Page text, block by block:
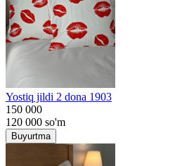
Yostiq jildi 2 dona 1903
150 000
120 000 so'm
Buyurtma